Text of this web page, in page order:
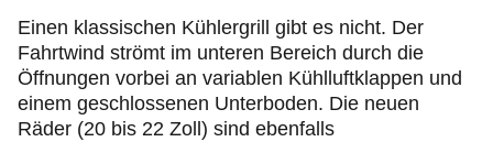
Einen klassischen Kühlergrill gibt es nicht. Der
Fahrtwind strömt im unteren Bereich durch die
Öffnungen vorbei an variablen Kühlluftklappen und
einem geschlossenen Unterboden. Die neuen
Räder (20 bis 22 Zoll) sind ebenfalls